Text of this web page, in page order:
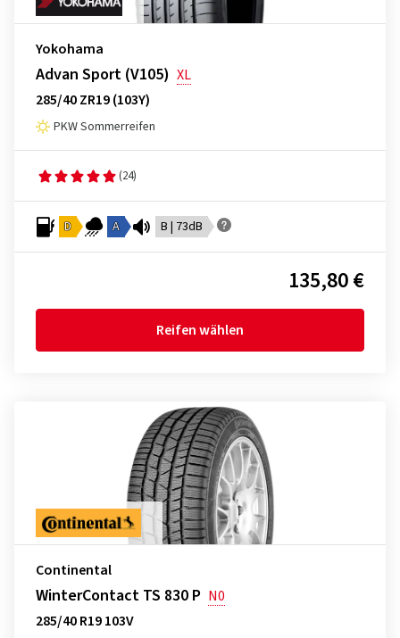
Yokohama
Advan Sport (V105) XL
285/40 ZR19 (103Y)
PKW Sommerreifen
(24)
D A B | 73dB
135,80 €
Reifen wählen
Continental
WinterContact TS 830 P N0
285/40 R19 103V